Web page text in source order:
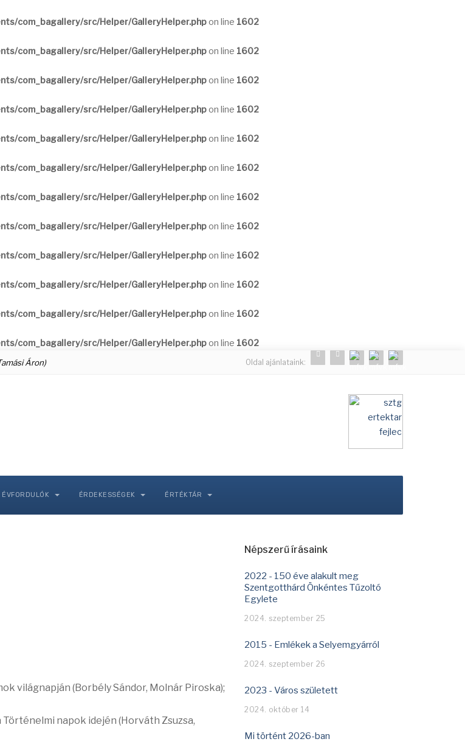
com_bagallery/src/Helper/GalleryHelper.php on line 1602
com_bagallery/src/Helper/GalleryHelper.php on line 1602
com_bagallery/src/Helper/GalleryHelper.php on line 1602
com_bagallery/src/Helper/GalleryHelper.php on line 1602
com_bagallery/src/Helper/GalleryHelper.php on line 1602
com_bagallery/src/Helper/GalleryHelper.php on line 1602
com_bagallery/src/Helper/GalleryHelper.php on line 1602
com_bagallery/src/Helper/GalleryHelper.php on line 1602
com_bagallery/src/Helper/GalleryHelper.php on line 1602
com_bagallery/src/Helper/GalleryHelper.php on line 1602
com_bagallery/src/Helper/GalleryHelper.php on line 1602
com_bagallery/src/Helper/GalleryHelper.php on line 1602
Áron) Oldal ajánlataink:
ÉVFORDULÓK ÉRDEKESSÉGEK ÉRTÉKTÁR
világnapján (Borbély Sándor, Molnár Piroska);
napok idején (Horváth Zsuzsa,
Népszerű írásaink
2022 - 150 éve alakult meg
Szentgotthárd Önkéntes Tűzoltó
Egylete
2024. szeptember 25
2015 - Emlékek a Selyemgyárról
2024. szeptember 26
2023 - Város született
2024. október 14
Mi történt 2026-ban